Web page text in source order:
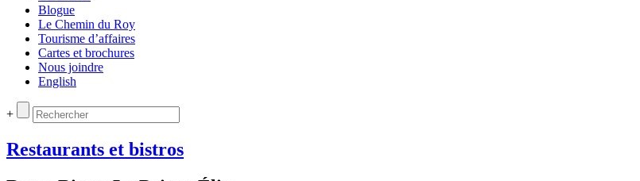
Blogue
Le Chemin du Roy
Tourisme d’affaires
Cartes et brochures
Nous joindre
English
+
Restaurants et bistros